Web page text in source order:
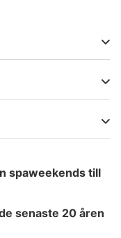
spaweekends till
senaste 20 åren